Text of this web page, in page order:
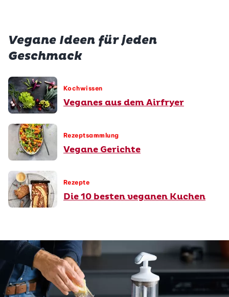
Vegane Ideen für jeden
Geschmack
Kochwissen
Veganes aus dem Airfryer
Rezeptsammlung
Vegane Gerichte
Rezepte
Die 10 besten veganen Kuchen